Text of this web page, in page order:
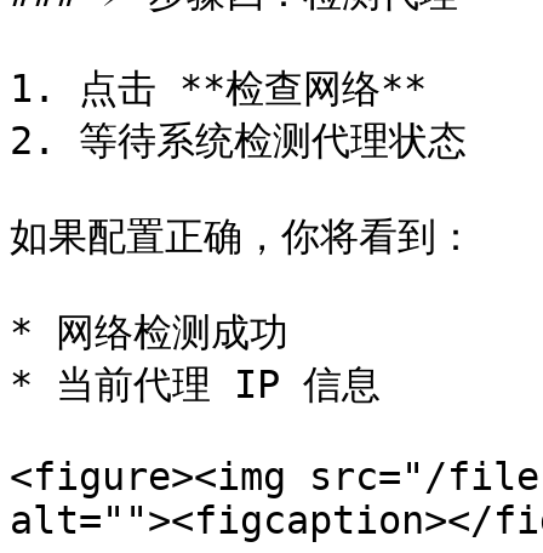
1. 点击 **检查网络**
2. 等待系统检测代理状态
如果配置正确，你将看到：
* 网络检测成功
* 当前代理 IP 信息
<figure><img src="/files/
alt=""><figcaption></